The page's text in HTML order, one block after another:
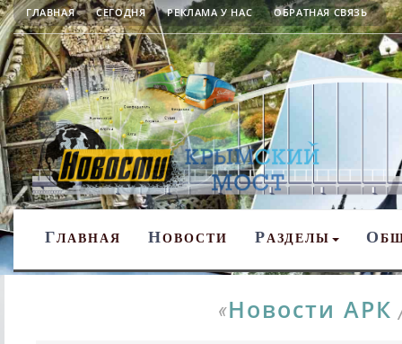
ГЛАВНАЯ СЕГОДНЯ РЕКЛАМА У НАС ОБРАТНАЯ СВЯЗЬ
ГЛАВНАЯ НОВОСТИ РАЗДЕЛЫ О
«Новости АРК